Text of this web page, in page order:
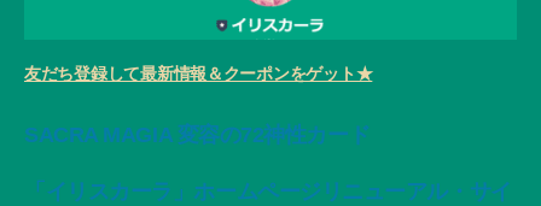
友だち登録して最新情報＆クーポンをゲット★
SACRA MAGIA 変容の72神性カード
「イリスカーラ」ホームページリニューアル・サイ